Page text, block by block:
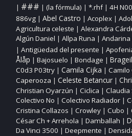
| ### | (la fórmula) | *.rhf| 4H
886vg| Abel Castro | Acoplex|
Agricultura celeste | Alexandra
Algún Daniel | Allpa Runa |
| Antigüedad del presente |
Ålåp | Bajosuelo | Bondage |
C0d3 P03try| Camila Cijka | Camilo
Caperooza | Celeste Betancur|
Christian Oyarzún | Ciclica | Claudia
Colectivo No | Colectivo Radiador|
Cristina Collazos | Crowley| Cubo |
César Ch + Arrehola | Damballah |
Da Vinci 3500 | Deepmente |